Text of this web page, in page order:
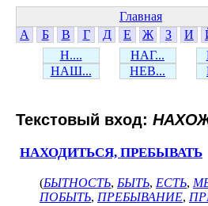
Главная
А
Б В Г Д Е Ж З И
Н....
НАГ...
НАШ...
НЕВ...
Текстовый вход:
НАХОДИТЬСЯ, ПРЕБЫВАТЬ
(БЫТНОСТЬ, БЫТЬ, ЕСТЬ,
ПОБЫТЬ, ПРЕБЫВАНИЕ,